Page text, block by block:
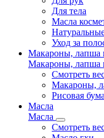
Для тела
Масла
Уход за
Макароны, лапша
Макароны, лапша
Смотреть
Макароны,
Рисовая
Масла
Масла
Смотреть